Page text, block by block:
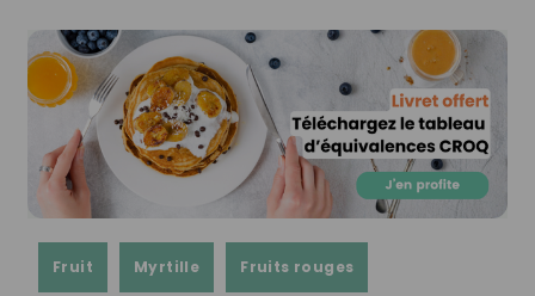
Fruit Myrtille Fruits rouges